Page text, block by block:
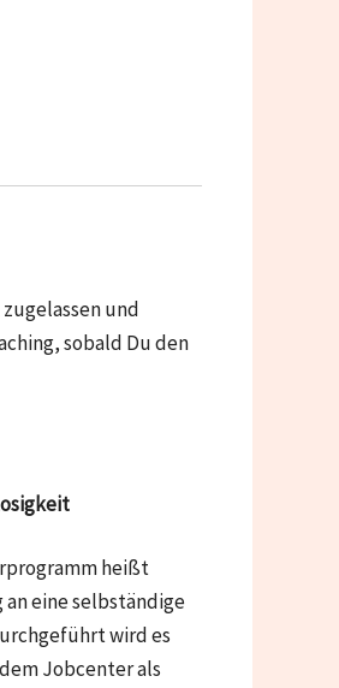
und
sobald Du den
heißt
eine selbständige
wird es
Jobcenter als